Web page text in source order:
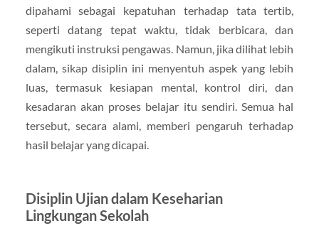
dipahami sebagai kepatuhan terhadap tata tertib,
seperti datang tepat waktu, tidak berbicara, dan
mengikuti instruksi pengawas. Namun, jika dilihat lebih
dalam, sikap disiplin ini menyentuh aspek yang lebih
luas, termasuk kesiapan mental, kontrol diri, dan
kesadaran akan proses belajar itu sendiri. Semua hal
tersebut, secara alami, memberi pengaruh terhadap
hasil belajar yang dicapai.
Disiplin Ujian dalam Keseharian
Lingkungan Sekolah